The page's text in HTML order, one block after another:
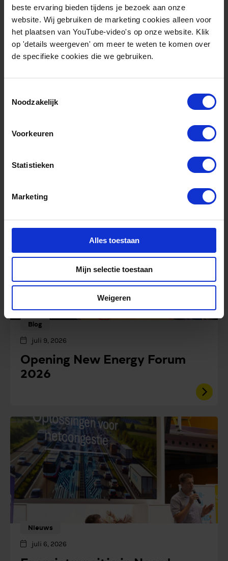
beste ervaring bieden tijdens je bezoek aan onze
website. Wij gebruiken de marketing cookies alleen voor
het plaatsen van YouTube-video's op onze website. Klik
op 'details weergeven' om meer te weten te komen over
de specifieke cookies die we gebruiken.
Noodzakelijk
Voorkeuren
Statistieken
Marketing
Alles toestaan
Mijn selectie toestaan
Weigeren
augustus 5, 2026
medewerker (0.6-0.8 fte)
Blog
juli 9, 2026
Opening New Energy Forum
2026
Nieuws
juli 6, 2026